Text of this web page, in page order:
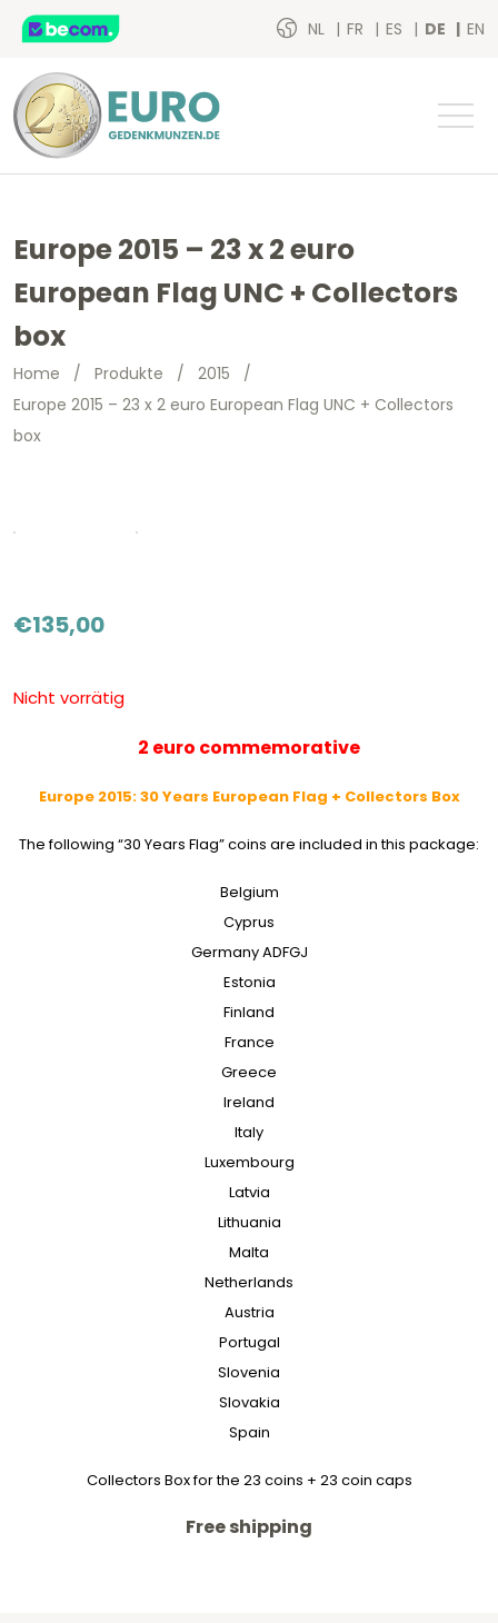
NL FR ES DE EN
Europe 2015 – 23 x 2 euro
European Flag UNC + Collectors
box
Home / Produkte / 2015 /
Europe 2015 – 23 x 2 euro European Flag UNC + Collectors
box
€135,00
Nicht vorrätig
2 euro commemorative
Europe 2015: 30 Years European Flag + Collectors Box
The following “30 Years Flag” coins are included in this package:
Belgium
Cyprus
Germany ADFGJ
Estonia
Finland
France
Greece
Ireland
Italy
Luxembourg
Latvia
Lithuania
Malta
Netherlands
Austria
Portugal
Slovenia
Slovakia
Spain
Collectors Box for the 23 coins + 23 coin caps
Free shipping